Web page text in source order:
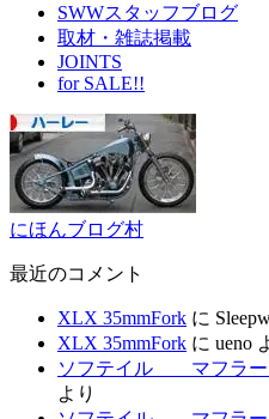
SWWスタッフブログ
取材・雑誌掲載
JOINTS
for SALE!!
にほんブログ村
最近のコメント
XLX 35mmFork に
XLX 35mmFork に ueno
ソフテイル マフラー
より